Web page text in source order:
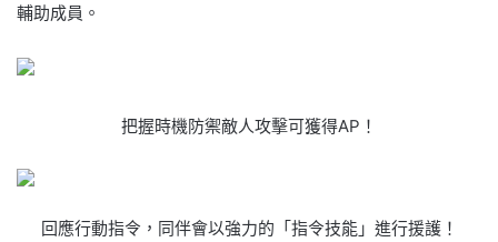
輔助成員。
把握時機防禦敵人攻擊可獲得AP！
回應行動指令，同伴會以強力的「指令技能」進行援護！